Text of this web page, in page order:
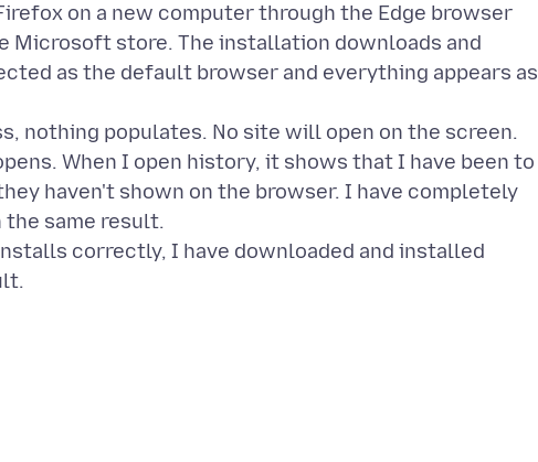
on a new computer through the Edge browser
Microsoft store. The installation downloads and
as the default browser and everything appears as
nothing populates. No site will open on the screen.
When I open history, it shows that I have been to
haven't shown on the browser. I have completely
same result.
correctly, I have downloaded and installed